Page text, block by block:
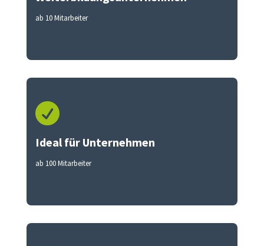
ab 10 Mitarbeiter

Ideal für Unternehmen
ab 100 Mitarbeiter